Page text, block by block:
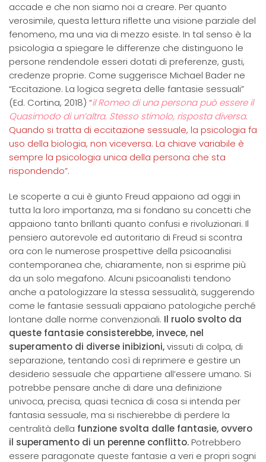
accade e che non siamo noi a creare. Per quanto
verosimile, questa lettura riflette una visione parziale del
fenomeno, ma una via di mezzo esiste. In tal senso è la
psicologia a spiegare le differenze che distinguono le
persone rendendole esseri dotati di preferenze, gusti,
credenze proprie. Come suggerisce Michael Bader ne
“Eccitazione. La logica segreta delle fantasie sessuali”
(Ed. Cortina, 2018) “il Romeo di una persona può essere il
Quasimodo di un’altra. Stesso stimolo, risposta diversa.
Quando si tratta di eccitazione sessuale, la psicologia fa
uso della biologia, non viceversa. La chiave variabile è
sempre la psicologia unica della persona che sta
rispondendo”.
Le scoperte a cui è giunto Freud appaiono ad oggi in
tutta la loro importanza, ma si fondano su concetti che
appaiono tanto brillanti quanto confusi e rivoluzionari. Il
pensiero autorevole ed autoritario di Freud si scontra
ora con le numerose prospettive della psicoanalisi
contemporanea che, chiaramente, non si esprime più
da un solo megafono. Alcuni psicoanalisti tendono
anche a patologizzare la stessa sessualità, suggerendo
come le fantasie sessuali appaiano patologiche perché
lontane dalle norme convenzionali. Il ruolo svolto da
queste fantasie consisterebbe, invece, nel
superamento di diverse inibizioni,vissuti di colpa, di
separazione, tentando così di reprimere e gestire un
desiderio sessuale che appartiene all’essere umano. Si
potrebbe pensare anche di dare una definizione
univoca, precisa, quasi tecnica di cosa si intenda per
fantasia sessuale, ma si rischierebbe di perdere la
centralità della funzione svolta dalle fantasie, ovvero
il superamento di un perenne conflitto.Potrebbero
essere paragonate queste fantasie a veri e propri sogni